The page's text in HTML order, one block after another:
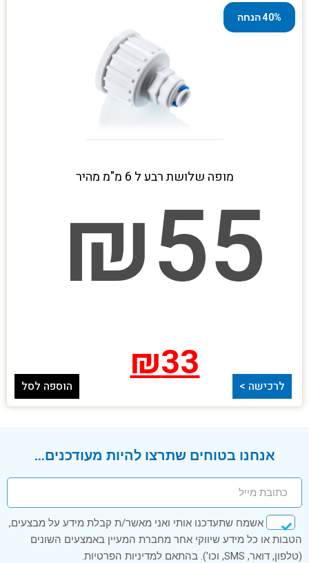
40% הנחה
מופה שלושת רבע ל 6 מ"מ מהיר₪55
₪33 הוספה לסל לרכישה >
אנחנו בטוחים שתרצו להיות מעודכנים...
אשמח שתעדכנו אותי ואני מאשר/ת קבלת מידע על מבצעים,
הטבות או כל מידע שיווקי אחר מחברת המעיין באמצעים השונים
(טלפון, דואר, SMS, וכו'). בהתאם למדיניות הפרטיות.